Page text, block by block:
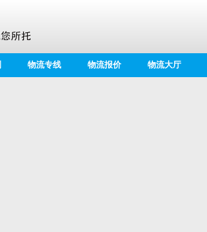
物流专线 物流报价 物流大厅